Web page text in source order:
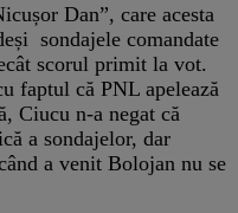
Dan”, care acesta
sondajele comandate
scorul primit la vot.
faptul că PNL apelează
Ciucu n-a negat că
a sondajelor, dar
a venit Bolojan nu se